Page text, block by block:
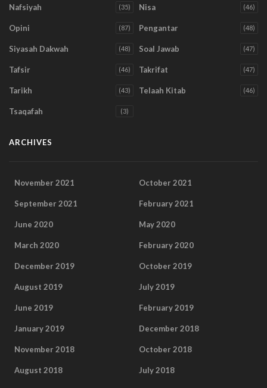
Nafsiyah (35) Nisa (46)
Opini (87) Pengantar (48)
Siyasah Dakwah (48) Soal Jawab (47)
Tafsir (46) Takrifat (47)
Tarikh (43) Telaah Kitab (46)
Tsaqafah (3)
ARCHIVES
November 2021 October 2021
September 2021 February 2021
June 2020 May 2020
March 2020 February 2020
December 2019 October 2019
August 2019 July 2019
June 2019 February 2019
January 2019 December 2018
November 2018 October 2018
August 2018 July 2018